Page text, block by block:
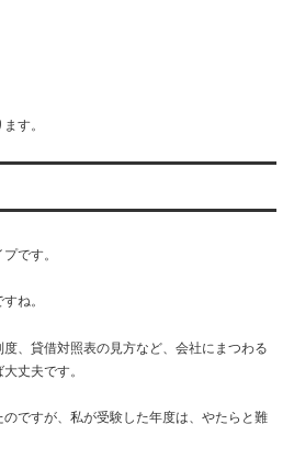
す。
です。
ね。
、貸借対照表の見方など、会社にまつわる
丈夫です。
ですが、私が受験した年度は、やたらと難